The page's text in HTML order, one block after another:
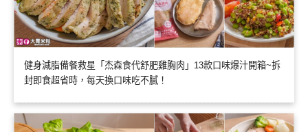
健身減脂備餐救星「杰森食代舒肥雞胸肉」13款口味爆汁開箱~拆
封即食超省時，每天換口味吃不膩！